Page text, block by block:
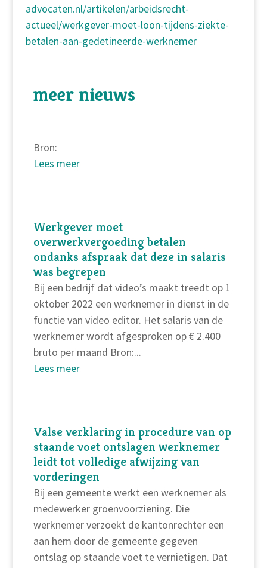
advocaten.nl/artikelen/arbeidsrecht-
actueel/werkgever-moet-loon-tijdens-ziekte-
betalen-aan-gedetineerde-werknemer
meer nieuws
Bron:
Lees meer
Werkgever moet
overwerkvergoeding betalen
ondanks afspraak dat deze in salaris
was begrepen
Bij een bedrijf dat video’s maakt treedt op 1
oktober 2022 een werknemer in dienst in de
functie van video editor. Het salaris van de
werknemer wordt afgesproken op € 2.400
bruto per maand Bron:...
Lees meer
Valse verklaring in procedure van op
staande voet ontslagen werknemer
leidt tot volledige afwijzing van
vorderingen
Bij een gemeente werkt een werknemer als
medewerker groenvoorziening. Die
werknemer verzoekt de kantonrechter een
aan hem door de gemeente gegeven
ontslag op staande voet te vernietigen. Dat